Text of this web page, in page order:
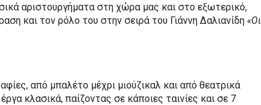
αριστουργήματα στη χώρα μας και στο εξωτερικό,
και τον ρόλο του στην σειρά του Γιάννη Δαλιανίδη «Οι
από μπαλέτο μέχρι μιούζικαλ και από θεατρικά
κλασικά, παίζοντας σε κάποιες ταινίες και σε 7